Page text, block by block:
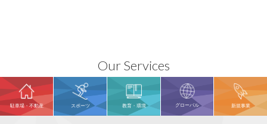
Our Services
駐車場・不動産 スポーツ 教育・環境 グローバル 新規事業